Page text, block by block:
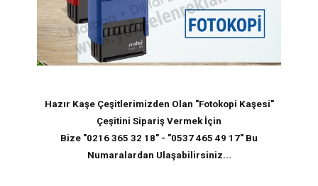
Hazır Kaşe Çeşitlerimizden Olan "Fotokopi Kaşesi"
Çeşitini Sipariş Vermek İçin
Bize "0216 365 32 18" - "0537 465 49 17" Bu
Numaralardan Ulaşabilirsiniz...